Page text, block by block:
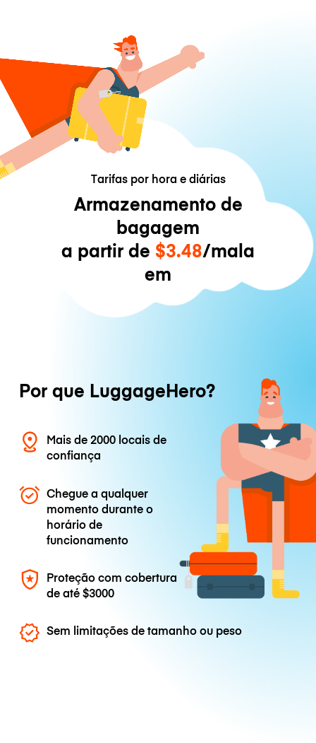
Tarifas por hora e diárias
Armazenamento de
bagagem
a partir de $3.48/mala
em
Por que LuggageHero?
Mais de 2000 locais de
confiança
Chegue a qualquer
momento durante o
horário de
funcionamento
Proteção com cobertura
de até$3000
Sem limitações de tamanho ou peso